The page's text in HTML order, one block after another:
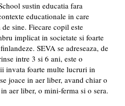
sustin educatia fara
educationale in care
sine. Fiecare copil este
implicat in societate si foarte
SEVA se adreseaza, de
intre 3 si 6 ani, este o
invata foarte multe lucruri in
joace in aer liber, avand chiar o
aer liber, o mini-ferma si o sera.